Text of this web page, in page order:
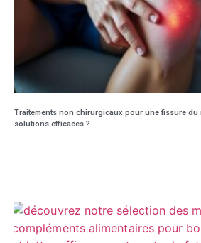
Traitements non chirurgicaux pour une fissure du
solutions efficaces ?